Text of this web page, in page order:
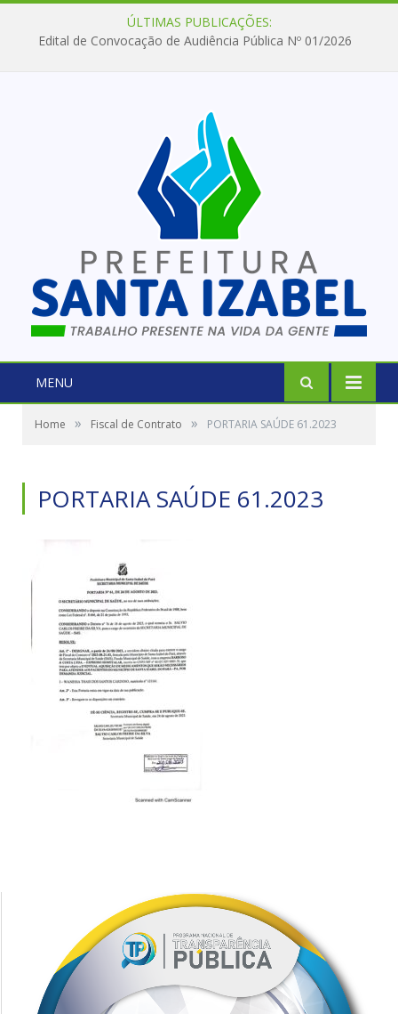
ÚLTIMAS PUBLICAÇÕES:
Edital de Convocação de Audiência Pública Nº 01/2026
MENU
Home » Fiscal de Contrato » PORTARIA SAÚDE 61.2023
PORTARIA SAÚDE 61.2023